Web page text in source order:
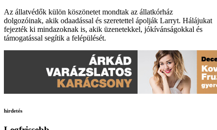
Az állatvédők külön köszönetet mondtak az állatkórház
dolgozóinak, akik odaadással és szeretettel ápolják Larryt. Hálájukat
fejezték ki mindazoknak is, akik üzenetekkel, jókívánságokkal és
támogatással segítik a felépülését.
hirdetés